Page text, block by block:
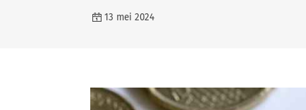
13 mei 2024